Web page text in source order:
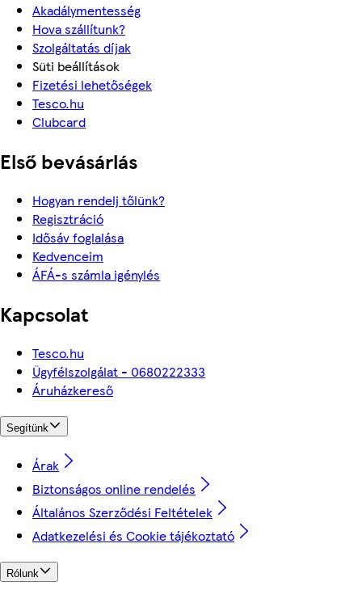
Akadálymentesség
Hova szállítunk?
Szolgáltatás díjak
Süti beállítások
Fizetési lehetőségek
Tesco.hu
Clubcard
Első bevásárlás
Hogyan rendelj tőlünk?
Regisztráció
Idősáv foglalása
Kedvenceim
ÁFÁ-s számla igénylés
Kapcsolat
Tesco.hu
Ügyfélszolgálat - 0680222333
Áruházkereső
Segítünk
Árak
Biztonságos online rendelés
Általános Szerződési Feltételek
Adatkezelési és Cookie tájékoztató
Rólunk